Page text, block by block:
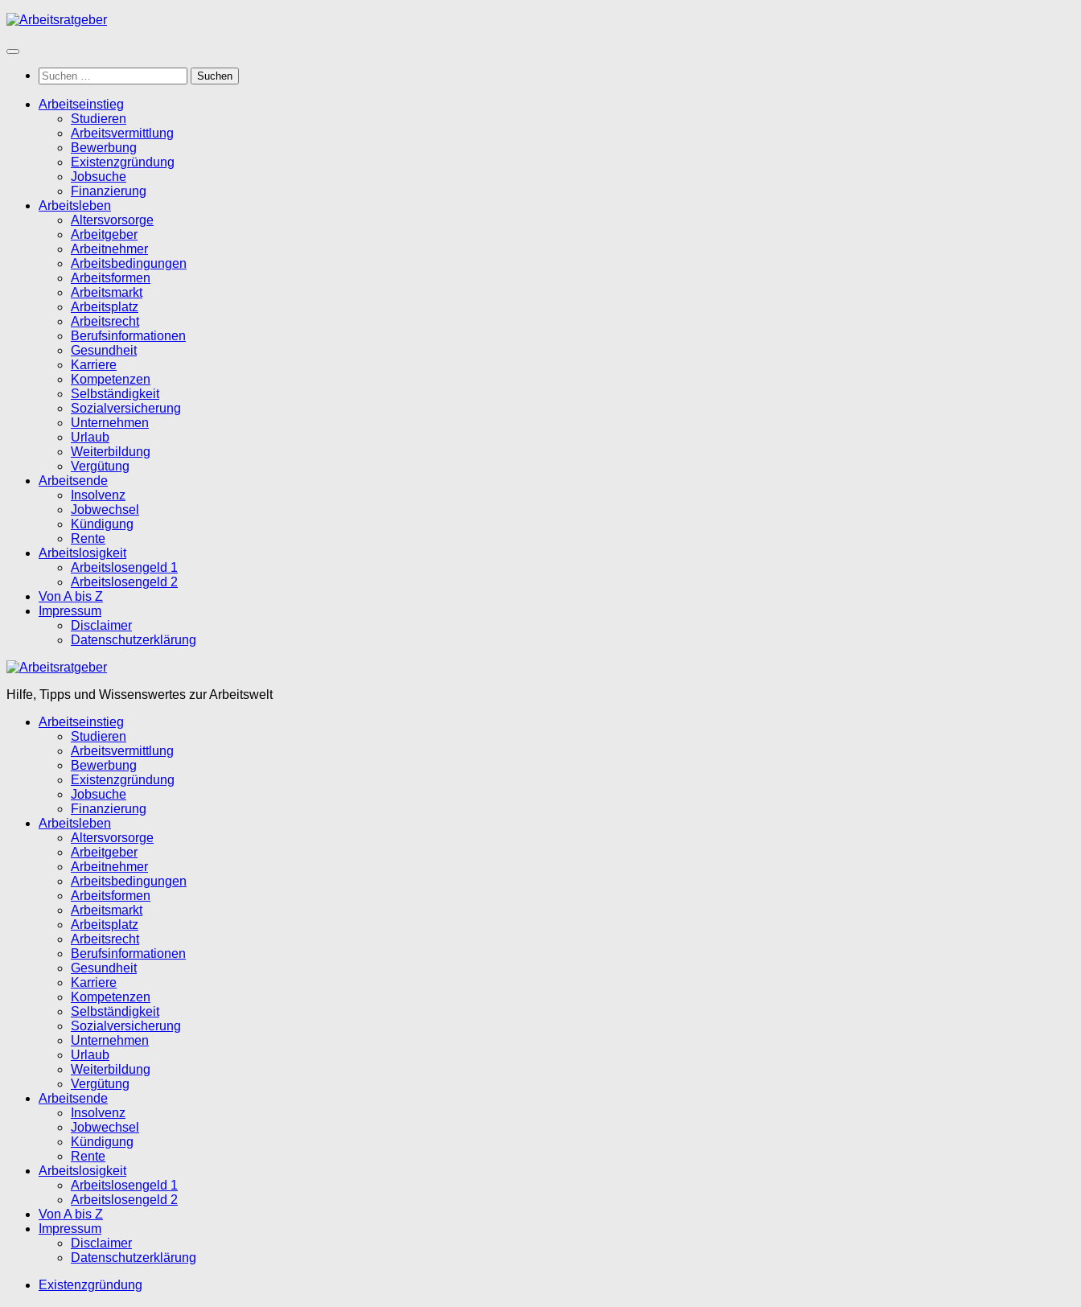
Zum
springen
Suchen
nach:
Arbeitseinstieg
Studieren
Arbeitsvermittlung
Bewerbung
Existenzgründung
Jobsuche
Finanzierung
Arbeitsleben
Altersvorsorge
Arbeitgeber
Arbeitnehmer
Arbeitsbedingungen
Arbeitsformen
Arbeitsmarkt
Arbeitsplatz
Arbeitsrecht
Berufsinformationen
Gesundheit
Karriere
Kompetenzen
Selbständigkeit
Sozialversicherung
Unternehmen
Urlaub
Weiterbildung
Vergütung
Arbeitsende
Insolvenz
Jobwechsel
Kündigung
Rente
Arbeitslosigkeit
Arbeitslosengeld 1
Arbeitslosengeld 2
Von A bis Z
Impressum
Disclaimer
Datenschutzerklärung
Hilfe, Tipps und Wissenswertes zur Arbeitswelt
Arbeitseinstieg
Studieren
Arbeitsvermittlung
Bewerbung
Existenzgründung
Jobsuche
Finanzierung
Arbeitsleben
Altersvorsorge
Arbeitgeber
Arbeitnehmer
Arbeitsbedingungen
Arbeitsformen
Arbeitsmarkt
Arbeitsplatz
Arbeitsrecht
Berufsinformationen
Gesundheit
Karriere
Kompetenzen
Selbständigkeit
Sozialversicherung
Unternehmen
Urlaub
Weiterbildung
Vergütung
Arbeitsende
Insolvenz
Jobwechsel
Kündigung
Rente
Arbeitslosigkeit
Arbeitslosengeld 1
Arbeitslosengeld 2
Von A bis Z
Impressum
Disclaimer
Datenschutzerklärung
Existenzgründung